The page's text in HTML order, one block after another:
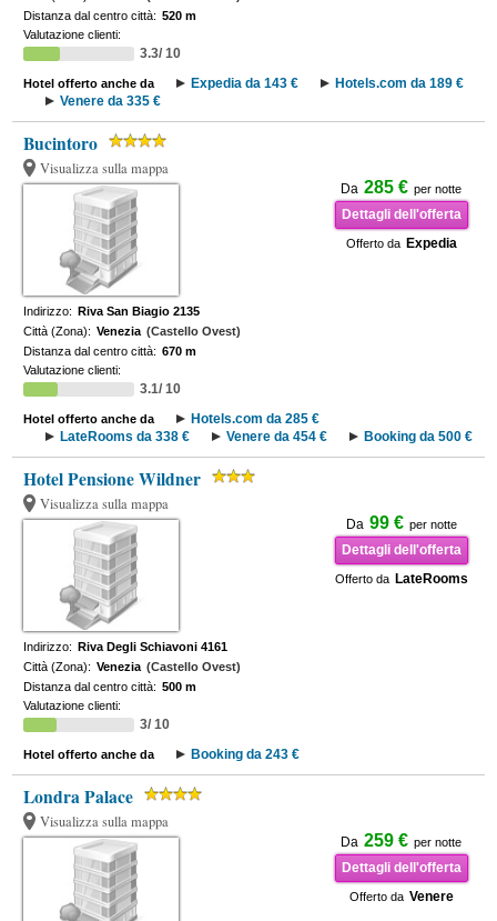
Distanza dal centro città: 520 m
Valutazione clienti:
3.3/ 10
Hotel offerto anche da Expedia da 143 €
Hotels.com da 189 €
Venere da 335 €
Bucintoro
Visualizza sulla mappa
Da 285 € per notte
Dettagli dell'offerta
Offerto da Expedia
Indirizzo: Riva San Biagio 2135
Città (Zona): Venezia (Castello Ovest)
Distanza dal centro città: 670 m
Valutazione clienti:
3.1/ 10
Hotel offerto anche da
Hotels.com da 285 €
LateRooms da 338 €
Venere da 454 € Booking da 500 €
Hotel Pensione Wildner
Visualizza sulla mappa
Da 99 € per notte
Dettagli dell'offerta
Offerto da LateRooms
Indirizzo: Riva Degli Schiavoni 4161
Città (Zona): Venezia (Castello Ovest)
Distanza dal centro città: 500 m
Valutazione clienti:
3/ 10
Hotel offerto anche da Booking da 243 €
Londra Palace
Visualizza sulla mappa
Da 259 € per notte
Dettagli dell'offerta
Offerto da Venere